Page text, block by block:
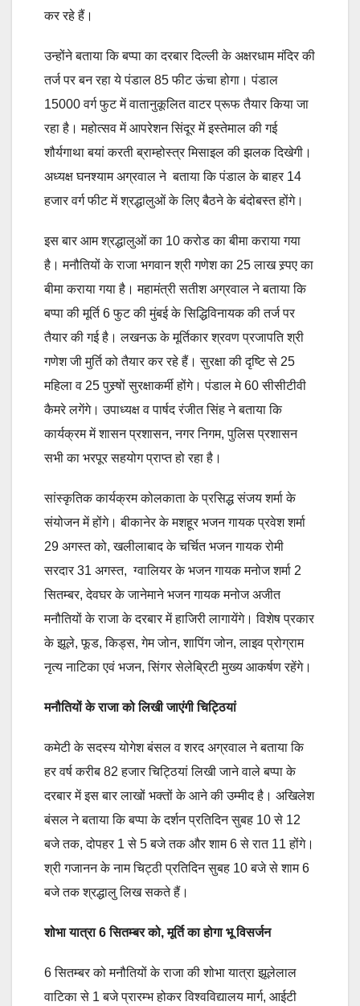
कर रहे हैं।
उन्होंने बताया कि बप्पा का दरबार दिल्ली के अक्षरधाम मंदिर की
तर्ज पर बन रहा ये पंडाल 85 फीट ऊंचा होगा। पंडाल
15000 वर्ग फुट में वातानुकूलित वाटर प्रूफ तैयार किया जा
रहा है। महोत्सव में आपरेशन सिंदूर में इस्तेमाल की गई
शौर्यगाथा बयां करती ब्राम्होस्त्र मिसाइल की झलक दिखेगी।
अध्यक्ष घनश्याम अग्रवाल ने बताया कि पंडाल के बाहर 14
हजार वर्ग फीट में श्रद्धालुओं के लिए बैठने के बंदोबस्त होंगे।
इस बार आम श्रद्धालुओं का 10 करोड का बीमा कराया गया
है। मनौतियों के राजा भगवान श्री गणेश का 25 लाख स्र्पए का
बीमा कराया गया है। महामंत्री सतीश अग्रवाल ने बताया कि
बप्पा की मूर्ति 6 फुट की मुंबई के सिद्धिविनायक की तर्ज पर
तैयार की गई है। लखनऊ के मूर्तिकार श्रवण प्रजापति श्री
गणेश जी मुर्ति को तैयार कर रहे हैं। सुरक्षा की दृष्टि से 25
महिला व 25 पुस्र्षों सुरक्षाकर्मी होंगे। पंडाल मे 60 सीसीटीवी
कैमरे लगेंगे। उपाध्यक्ष व पार्षद रंजीत सिंह ने बताया कि
कार्यक्रम में शासन प्रशासन, नगर निगम, पुलिस प्रशासन
सभी का भरपूर सहयोग प्राप्त हो रहा है।
सांस्कृतिक कार्यक्रम कोलकाता के प्रसिद्ध संजय शर्मा के
संयोजन में होंगे। बीकानेर के मशहूर भजन गायक प्रवेश शर्मा
29 अगस्त को, खलीलाबाद के चर्चित भजन गायक रोमी
सरदार 31 अगस्त, ग्वालियर के भजन गायक मनोज शर्मा 2
सितम्बर, देवघर के जानेमाने भजन गायक मनोज अजीत
मनौतियों के राजा के दरबार में हाजिरी लागायेंगे। विशेष प्रकार
के झूले, फूड, किड्स, गेम जोन, शापिंग जोन, लाइव प्रोग्राम
नृत्य नाटिका एवं भजन, सिंगर सेलेब्रिटी मुख्य आकर्षण रहेंगे।
मनौतियों के राजा को लिखी जाएंगी चिट्ठियां
कमेटी के सदस्य योगेश बंसल व शरद अग्रवाल ने बताया कि
हर वर्ष करीब 82 हजार चिट्ठियां लिखी जाने वाले बप्पा के
दरबार में इस बार लाखों भक्तों के आने की उम्मीद है। अखिलेश
बंसल ने बताया कि बप्पा के दर्शन प्रतिदिन सुबह 10 से 12
बजे तक, दोपहर 1 से 5 बजे तक और शाम 6 से रात 11 होंगे।
श्री गजानन के नाम चिट्ठी प्रतिदिन सुबह 10 बजे से शाम 6
बजे तक श्रद्धालु लिख सकते हैं।
शोभा यात्रा 6सितम्बर को,मूर्ति का होगा भू विसर्जन
6 सितम्बर को मनौतियों के राजा की शोभा यात्रा झूलेलाल
वाटिका से 1 बजे प्रारम्भ होकर विश्वविद्यालय मार्ग, आईटी